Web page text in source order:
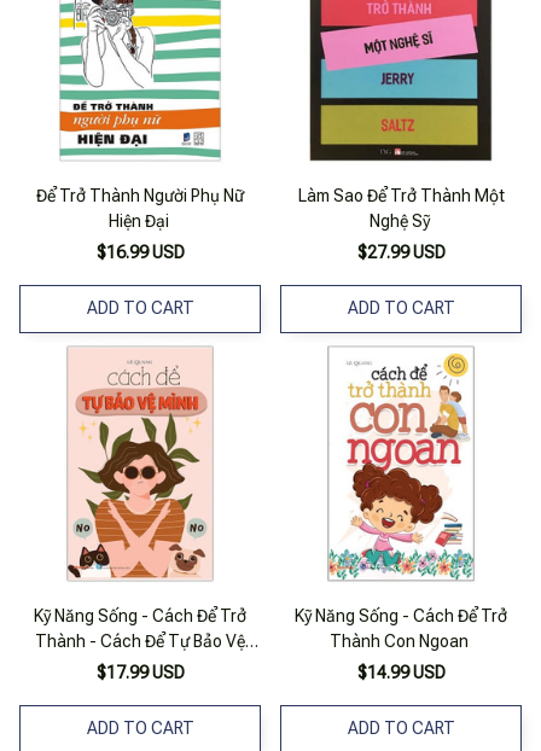
Để Trở Thành Người Phụ Nữ
Hiện Đại
$16.99 USD
ADD TO CART
Làm Sao Để Trở Thành Một
Nghệ Sỹ
$27.99 USD
ADD TO CART
Kỹ Năng Sống - Cách Để Trở
Thành - Cách Để Tự Bảo Vệ
Mình
$17.99 USD
ADD TO CART
Kỹ Năng Sống - Cách Để Trở
Thành Con Ngoan
$14.99 USD
ADD TO CART